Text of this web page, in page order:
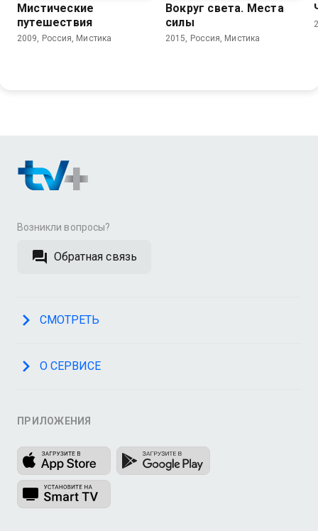
Мистические
путешествия
2009, Россия, Мистика
Вокруг света. Места
силы
2015, Россия, Мистика
Возникли вопросы?
Обратная связь
СМОТРЕТЬ
О СЕРВИСЕ
ПРИЛОЖЕНИЯ